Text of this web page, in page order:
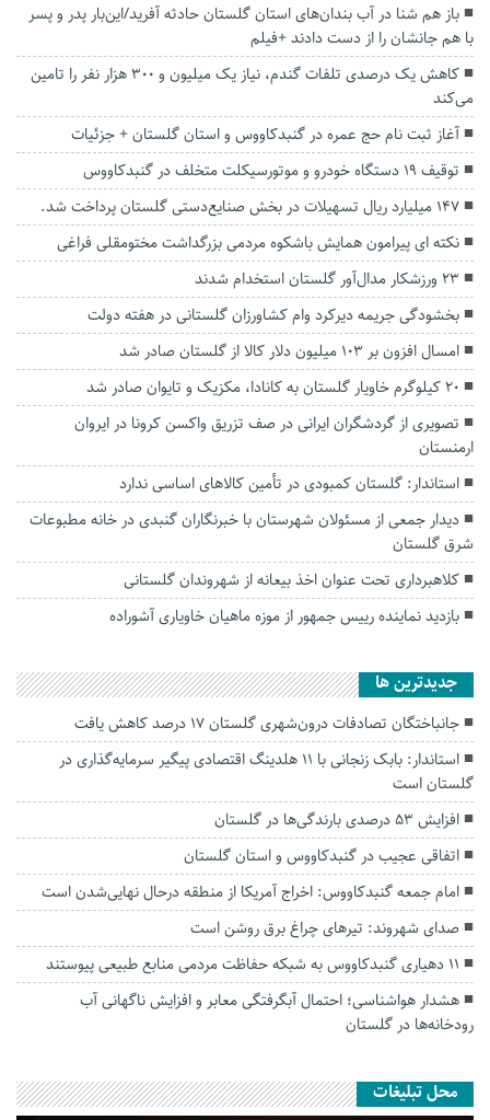
باز هم شنا در‌ آب بندان‌های استان گلستان حادثه آفرید/این‌بار پدر و پسر
با هم جانشان‌ را از دست دادند +فیلم
کاهش یک درصدی تلفات گندم، نیاز یک میلیون و ۳۰۰ هزار نفر را تامین
می‌کند
آغاز ثبت نام حج عمره در گنبدکاووس و استان گلستان + جزئیات
توقيف 19 دستگاه خودرو و موتورسيكلت متخلف در گنبدكاووس
۱۴۷ میلیارد ریال تسهیلات در بخش صنایع‌دستی گلستان پرداخت شد.
نکته ای پیرامون همایش باشکوه مردمی بزرگداشت مختومقلی فراغی
۲۳ ورزشکار مدال‌آور گلستان استخدام شدند
بخشودگی جریمه دیرکرد وام کشاورزان گلستانی در هفته دولت
امسال افزون بر ۱۰۳ میلیون دلار کالا از گلستان صادر شد
۲۰ کیلوگرم خاویار گلستان به کانادا، مکزیک و تایوان صادر شد
تصویری از گردشگران ایرانی در صف تزریق واکسن کرونا در ایروان
ارمنستان
استاندار: گلستان کمبودی در تأمین کالاهای اساسی ندارد
دیدار جمعی از مسئولان شهرستان با خبرنگاران گنبدی در خانه مطبوعات
شرق گلستان
کلاهبرداری تحت عنوان اخذ بیعانه از شهروندان گلستانی
بازدید نماینده رییس جمهور از موزه ماهیان خاویاری آشوراده
جديدترين ها
جانباختگان تصادفات درون‌شهری گلستان ۱۷ درصد کاهش یافت
استاندار: بابک زنجانی با ۱۱ هلدینگ اقتصادی پیگیر سرمایه‌گذاری در
گلستان است
افزایش ۵۳ درصدی بارندگی‌ها در گلستان
اتفاقی عجیب در‌ گنبدکاووس و استان گلستان
امام جمعه گنبدکاووس: اخراج آمریکا از منطقه درحال نهایی‌شدن است
صدای شهروند: تیرهای چراغ برق روشن است
۱۱ دهیاری گنبدکاووس به شبکه حفاظت مردمی منابع طبیعی پیوستند
هشدار هواشناسی؛ احتمال آبگرفتگی معابر و افزایش ناگهانی آب
رودخانه‌ها در گلستان
محل تبلیغات